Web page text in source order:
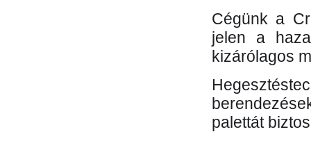
Cégünk a
jelen a
kizárólagos
palettát